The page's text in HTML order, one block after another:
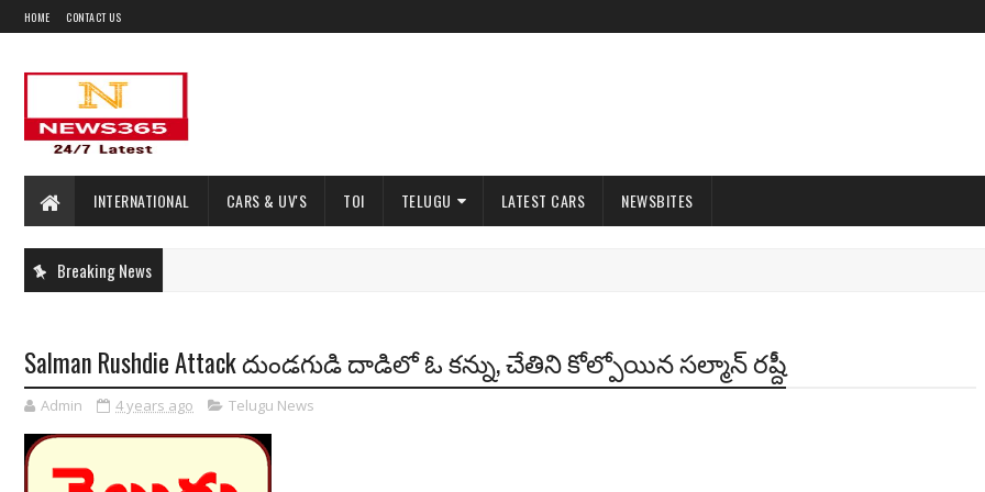
HOME CONTACT US
INTERNATIONAL CARS & UV'S TOI TELUGU LATEST CARS NEWSBITES
Breaking News
Salman Rushdie Attack దుండగుడి దాడిలో ఓ కన్ను, చేతిని కోల్పోయిన సల్మాన్ రష్దీ
Admin 4 years ago Telugu News